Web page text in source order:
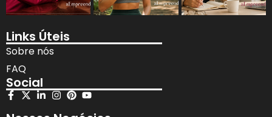
Links Úteis
Sobre nós
FAQ
Social